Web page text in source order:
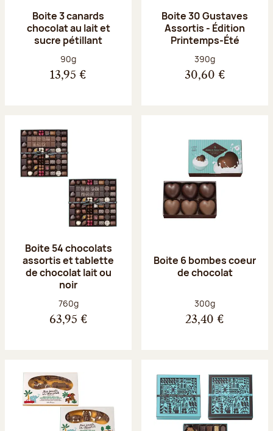
Boite 3 canards
chocolat au lait et
sucre pétillant
Poids net :
90g
13,95 €
Boite 30 Gustaves
Assortis - Édition
Printemps-Été
Poids net :
390g
30,60 €
Boite 54 chocolats
assortis et tablette
de chocolat lait ou
noir
Poids net :
760g
63,95 €
Boite 6 bombes coeur
de chocolat
Poids net :
300g
23,40 €